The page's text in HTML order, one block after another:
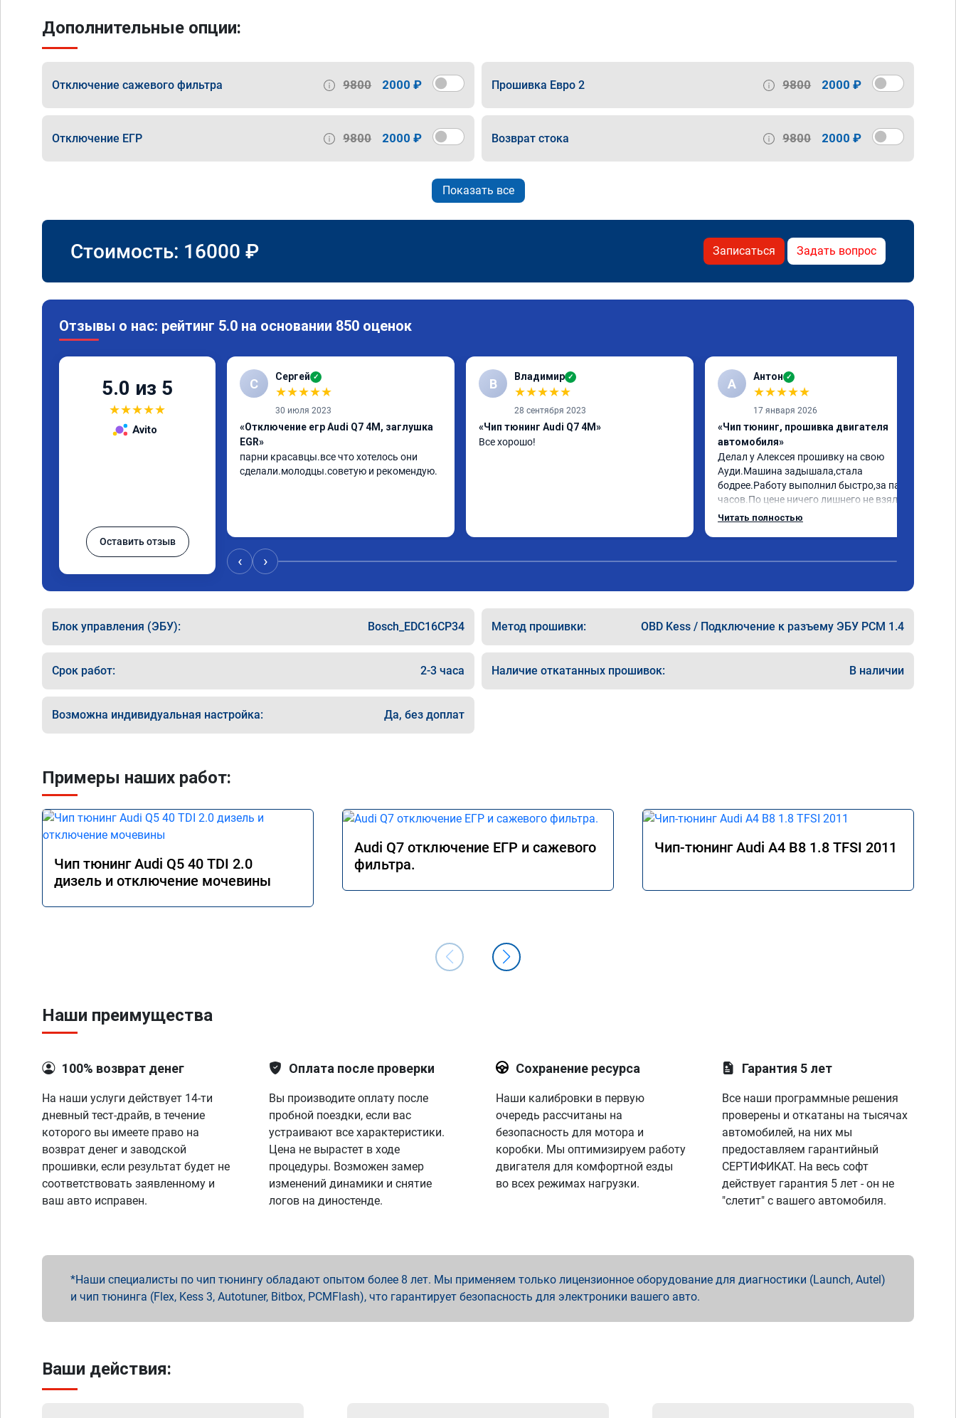
Дополнительные опции:
Отключение сажевого фильтра 9800 2000 ₽ Прошивка Евро 2 9800 2000 ₽
Отключение ЕГР 9800 2000 ₽ Возврат стока 9800 2000 ₽
Показать все
Стоимость: 16000 ₽ Записаться Задать вопрос
Отзывы о нас: рейтинг 5.0 на основании 850 оценок
5.0 из 5
★★★★★
Avito
Оставить отзыв
С Сергей ✓
★★★★★
30 июля 2023
«Отключение егр Audi Q7 4M, заглушка
EGR»
парни красавцы.все что хотелось они
сделали.молодцы.советую и рекомендую.
В Владимир ✓
★★★★★
28 сентября 2023
«Чип тюнинг Audi Q7 4M»
Все хорошо!
А Антон ✓
★★★★★
17 января 2026
«Чип тюнинг, прошивка двигателя
автомобиля»
Делал у Алексея прошивку на свою
Ауди.Машина задышала,стала
бодрее.Работу выполнил быстро,за пару
часов.По цене ничего лишнего не взял,всё
как договаривались заранее.После
Читать полностью
‹ ›
Блок управления (ЭБУ): Bosch_EDC16CP34 Метод прошивки: OBD Kess / Подключение к разъему ЭБУ PCM 1.4
Срок работ: 2-3 часа Наличие откатанных прошивок: В наличии
Возможна индивидуальная настройка: Да, без доплат
Примеры наших работ:
Чип тюнинг Audi Q5 40 TDI 2.0
дизель и отключение мочевины
Audi Q7 отключение ЕГР и сажевого
фильтра.
Чип-тюнинг Audi A4 B8 1.8 TFSI 2011
Наши преимущества
100% возврат денег
На наши услуги действует 14-ти
дневный тест-драйв, в течение
которого вы имеете право на
возврат денег и заводской
прошивки, если результат будет не
соответствовать заявленному и
ваш авто исправен.
Оплата после проверки
Вы производите оплату после
пробной поездки, если вас
устраивают все характеристики.
Цена не вырастет в ходе
процедуры. Возможен замер
изменений динамики и снятие
логов на диностенде.
Сохранение ресурса
Наши калибровки в первую
очередь рассчитаны на
безопасность для мотора и
коробки. Мы оптимизируем работу
двигателя для комфортной езды
во всех режимах нагрузки.
Гарантия 5 лет
Все наши программные решения
проверены и откатаны на тысячах
автомобилей, на них мы
предоставляем гарантийный
СЕРТИФИКАТ. На весь софт
действует гарантия 5 лет - он не
"слетит" с вашего автомобиля.
Наши специалисты по чип тюнингу обладают опытом более 8 лет. Мы применяем только лицензионное оборудование для диагностики (Launch, Autel)
и чип тюнинга (Flex, Kess 3, Autotuner, Bitbox, PCMFlash), что гарантирует безопасность для электроники вашего авто.
Ваши действия: